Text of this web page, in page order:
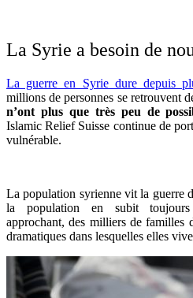
La Syrie a besoin de
La guerre en Syrie dure depuis
millions de personnes se retrouvent
n’ont plus que très peu de
Islamic Relief Suisse continue de
vulnérable.
La population syrienne vit la guerre
la population en subit toujours
approchant, des milliers de familles
dramatiques dans lesquelles elles